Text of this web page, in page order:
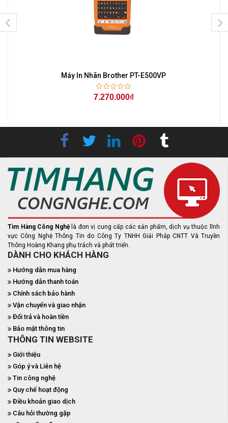
Máy In Nhãn Brother PT-E500VP
7.270.000₫
Tìm Hàng Công Nghệ là đơn vị cung cấp các sản phẩm, dịch vụ thuộc lĩnh
vực Công Nghệ Thông Tin do Công Ty TNHH Giải Pháp CNTT Và Truyền
Thông Hoàng Khang phụ trách và phát triển.
DÀNH CHO KHÁCH HÀNG
Hướng dẫn mua hàng
Hướng dẫn thanh toán
Chính sách bảo hành
Vận chuyển và giao nhận
Đổi trả và hoàn tiền
Bảo mật thông tin
THÔNG TIN WEBSITE
Giới thiệu
Góp ý và Liên hệ
Tin công nghệ
Quy chế hoạt động
Điều khoản giao dịch
Câu hỏi thường gặp